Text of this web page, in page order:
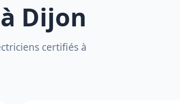
à Dijon
certifiés à